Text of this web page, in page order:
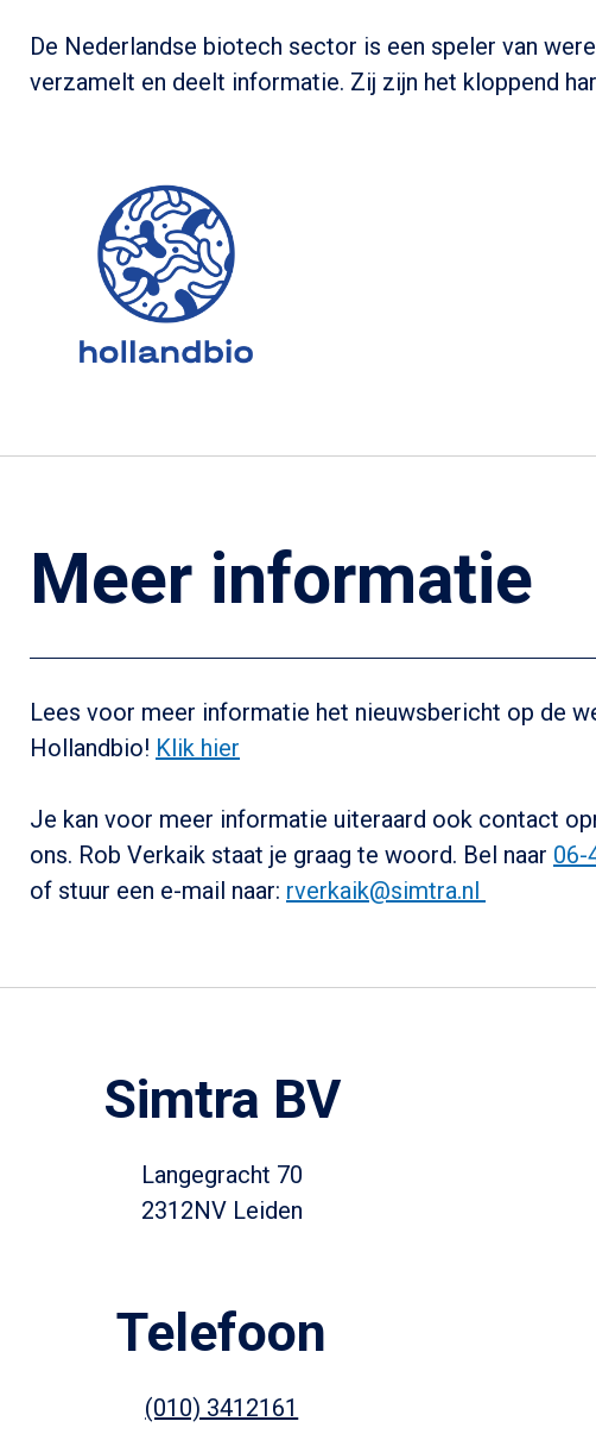
De Nederlandse biotech sector is een speler van
verzamelt en deelt informatie. Zij zijn het kloppend
Meer informatie
Lees voor meer informatie het nieuwsbericht op de
Hollandbio! Klik hier
Je kan voor meer informatie uiteraard ook contact
ons. Rob Verkaik staat je graag te woord. Bel naar 06-
of stuur een e-mail naar: rverkaik@simtra.nl
Simtra BV
Langegracht 70
2312NV Leiden
Telefoon
(010) 3412161